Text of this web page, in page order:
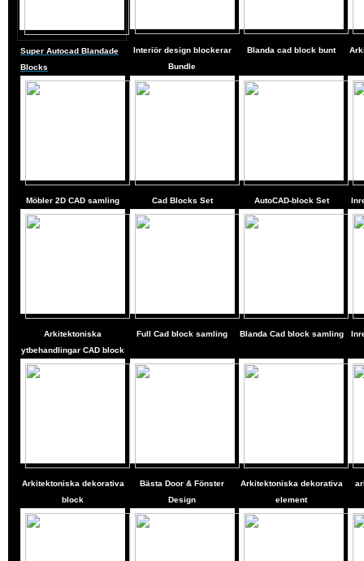
Super Autocad Blandade
Blocks
Interiör design blockerar
Bundle
Blanda cad block bunt
Möbler 2D CAD samling Cad Blocks Set AutoCAD-block Set
Arkitektoniska
ytbehandlingar CAD block
Full Cad block samling Blanda Cad block samling
Arkitektoniska dekorativa
block
Bästa Door & Fönster
Design
Arkitektoniska dekorativa
element